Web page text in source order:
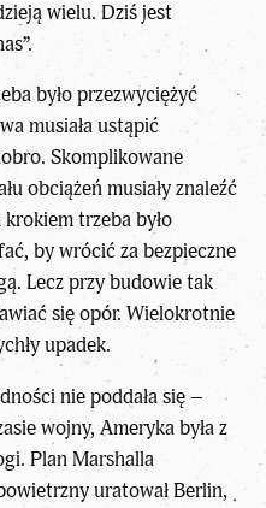
wielu. Dziś jest
było przezwyciężyć
musiała ustąpić
Skomplikowane
obciążeń musiały znaleźć
trzeba było
by wrócić za bezpieczne
Lecz przy budowie tak
się opór. Wielokrotnie
upadek.
nie poddała się –
wojny, Ameryka była z
Plan Marshalla
uratował Berlin,